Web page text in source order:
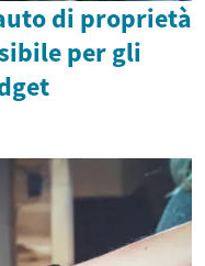
di proprietà
per gli